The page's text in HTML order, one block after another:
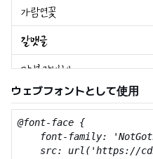
ウェブフォントとして使用
@font-face {
font-family:
src: url('https://